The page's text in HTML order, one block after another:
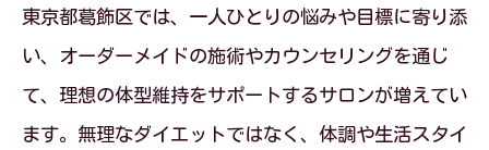
東京都葛飾区では、一人ひとりの悩みや目標に寄り添
い、オーダーメイドの施術やカウンセリングを通じ
て、理想の体型維持をサポートするサロンが増えてい
ます。無理なダイエットではなく、体調や生活スタイ